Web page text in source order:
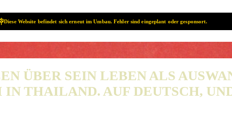
Diese Website befindet sich erneut im Umbau. Fehler sind eingeplant oder gesponsort.
SAMUI? SAMUI!
ÜBER SEIN LEBEN ALS
IN THAILAND. AUF DEUTSCH,